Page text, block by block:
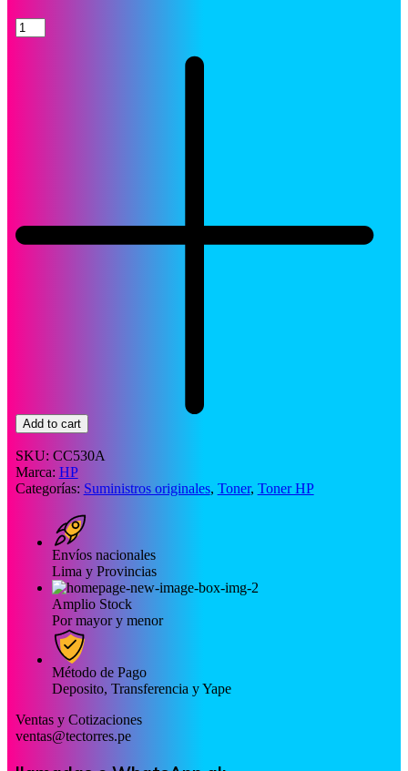
Toner
HP
Add to cart
SKU: CC530A
Marca: HP
Categorías: Suministros originales, Toner, Toner HP
Envíos nacionales
Lima y Provincias
Amplio Stock
Por mayor y menor
Método de Pago
Deposito, Transferencia y Yape
Ventas y Cotizaciones
ventas@tectorres.pe